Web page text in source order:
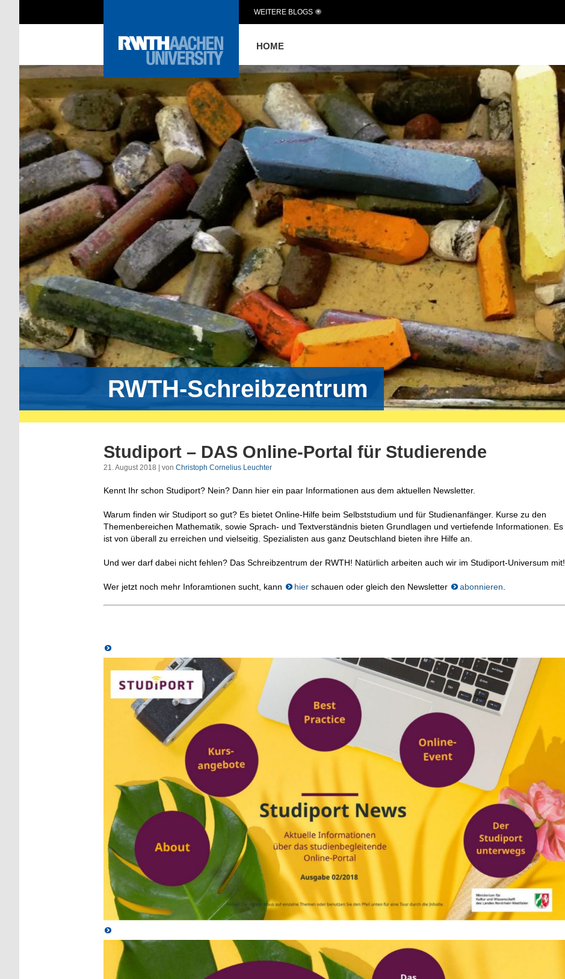
HOME
WEITERE BLOGS
RWTH-Schreibzentrum
Studiport – DAS Online-Portal für Studierende
21. August 2018 | von Christoph Cornelius Leuchter
Kennt Ihr schon Studiport? Nein? Dann hier ein paar Informationen aus dem aktuellen Newsletter.
Warum finden wir Studiport so gut? Es bietet Online-Hilfe beim Selbststudium und für Studienanfänger. Kurse zu den
Themenbereichen Mathematik, sowie Sprach- und Textverständnis bieten Grundlagen und vertiefende Informationen. Es
ist von überall zu erreichen und vielseitig. Spezialisten aus ganz Deutschland bieten ihre Hilfe an.
Und wer darf dabei nicht fehlen? Das Schreibzentrum der RWTH! Natürlich arbeiten auch wir im Studiport-Universum mit!
Wer jetzt noch mehr Inforamtionen sucht, kann hier schauen oder gleich den Newsletter abonnieren.